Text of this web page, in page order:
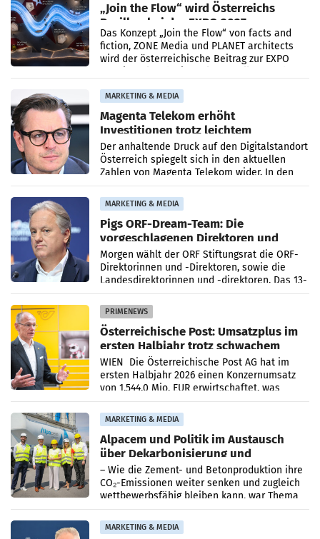
„Join the Flow“ wird Österreichs
Pavillon bei der EXPO 2027
Das Konzept „Join the Flow“ von facts and
fiction, ZONE Media und PLANET architects
wird der österreichische Beitrag zur EXPO
MARKETING & MEDIA
Magenta Telekom erhöht
Investitionen trotz leichtem
Umsatzrückgang
Der anhaltende Druck auf den Digitalstandort
Österreich spiegelt sich in den aktuellen
Zahlen von Magenta Telekom wider. In den
ersten sechs Monaten des laufenden Jahres
verzeichnete
MARKETING & MEDIA
Pigs ORF-Dream-Team: Die
vorgeschlagenen Direktoren und
Direktorinnen
Morgen wählt der ORF Stiftungsrat die ORF-
Direktorinnen und -Direktoren, sowie die
Landesdirektorinnen und -direktoren. Das 13-
köpfige Wunschteam des ab 1. Jänner 2027
amtierenden
PRIMENEWS
Österreichische Post: Umsatzplus im
ersten Halbjahr trotz schwachem
Briefgeschäft
WIEN Die Österreichische Post AG hat im
ersten Halbjahr 2026 einen Konzernumsatz
von 1.544,0 Mio. EUR erwirtschaftet, was
einem Plus von 3,8 Prozent gegenüber dem
Vergleichszeitraum
MARKETING & MEDIA
Alpacem und Politik im Austausch
über Dekarbonisierung und
Energiepreise
– Wie die Zement- und Betonproduktion ihre
CO₂-Emissionen weiter senken und zugleich
wettbewerbsfähig bleiben kann, war Thema
eines Treffens zwischen Staatssekretärin
Elisabeth
MARKETING & MEDIA